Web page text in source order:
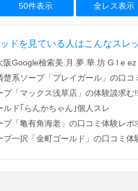
50件表示 全レス表示
ドを見ている人はこんなスレ
阪Google檢索美.月.夢.華.坊 G l e ez
楚系ソープ「プレイガール」の口コ
プ「マックス浅草店」の体験談求む!!
ルド｢らんかちゃん｣個人スレ
プ「亀有角海老」の口コミ体験レポ
プ一択「金町ゴールド」の口コミ